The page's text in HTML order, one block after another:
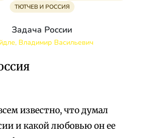
ТЮТЧЕВ И РОССИЯ
Задача России
Владимир Васильевич
известно, что думал
и какой любовью он ее